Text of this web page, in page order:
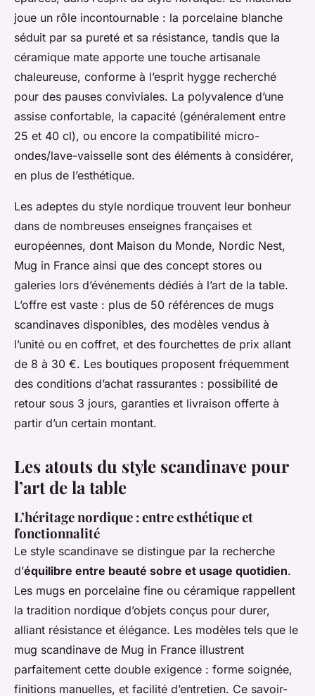
joue un rôle incontournable : la porcelaine blanche
séduit par sa pureté et sa résistance, tandis que la
céramique mate apporte une touche artisanale
chaleureuse, conforme à l’esprit hygge recherché
pour des pauses conviviales. La polyvalence d’une
assise confortable, la capacité (généralement entre
25 et 40 cl), ou encore la compatibilité micro-
ondes/lave-vaisselle sont des éléments à considérer,
en plus de l’esthétique.
Les adeptes du style nordique trouvent leur bonheur
dans de nombreuses enseignes françaises et
européennes, dont Maison du Monde, Nordic Nest,
Mug in France ainsi que des concept stores ou
galeries lors d’événements dédiés à l’art de la table.
L’offre est vaste : plus de 50 références de mugs
scandinaves disponibles, des modèles vendus à
l’unité ou en coffret, et des fourchettes de prix allant
de 8 à 30 €. Les boutiques proposent fréquemment
des conditions d’achat rassurantes : possibilité de
retour sous 3 jours, garanties et livraison offerte à
partir d’un certain montant.
Les atouts du style scandinave pour
l’art de la table
L’héritage nordique : entre esthétique et
fonctionnalité
Le style scandinave se distingue par la recherche
d’équilibre entre beauté sobre et usage quotidien.
Les mugs en porcelaine fine ou céramique rappellent
la tradition nordique d’objets conçus pour durer,
alliant résistance et élégance. Les modèles tels que le
mug scandinave de Mug in France illustrent
parfaitement cette double exigence : forme soignée,
finitions manuelles, et facilité d’entretien. Ce savoir-